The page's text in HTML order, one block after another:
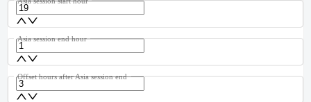
Asia session end hour
Offset hours after Asia session end